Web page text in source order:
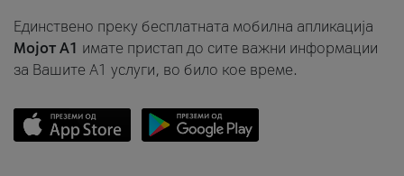
Единствено преку бесплатната мобилна апликација
Мојот A1 имате пристап до сите важни информации
за Вашите A1 услуги, во било кое време.